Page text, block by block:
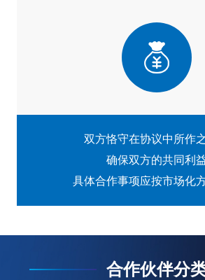
双方恪守在协议中所作
确保双方的共同利
具体合作事项应按市场化
合作伙伴分